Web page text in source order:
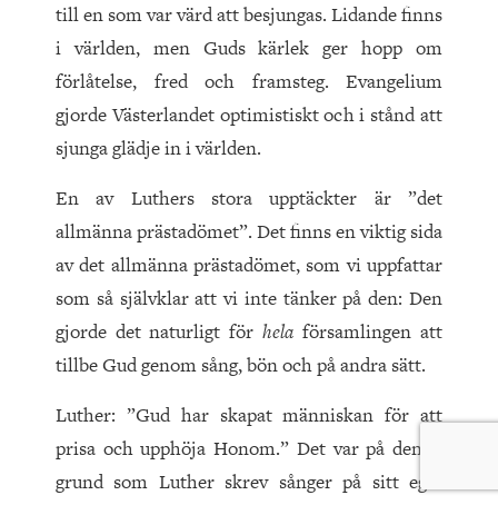
till en som var värd att besjungas. Lidande finns
i världen, men Guds kärlek ger hopp om
förlåtelse, fred och framsteg. Evangelium
gjorde Västerlandet optimistiskt och i stånd att
sjunga glädje in i världen.
En av Luthers stora upptäckter är ”det
allmänna prästadömet”. Det finns en viktig sida
av det allmänna prästadömet, som vi uppfattar
som så självklar att vi inte tänker på den: Den
gjorde det naturligt för hela församlingen att
tillbe Gud genom sång, bön och på andra sätt.
Luther: ”Gud har skapat människan för att
prisa och upphöja Honom.” Det var på denna
grund som Luther skrev sånger på sitt eget